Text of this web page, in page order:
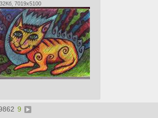
7019x5100
9